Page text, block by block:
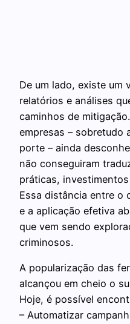
De um lado, existe um
relatórios e análises
caminhos de
empresas – sobretudo
porte – ainda
não conseguiram
práticas,
Essa distância entre o
e a aplicação efetiva
que vem sendo
criminosos.
A popularização das
alcançou em cheio o
Hoje, é possível
– Automatizar